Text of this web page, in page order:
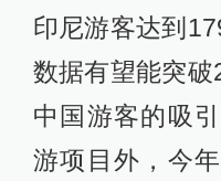
印尼游客达到
数据有望能突
中国游客的吸
游项目外，今